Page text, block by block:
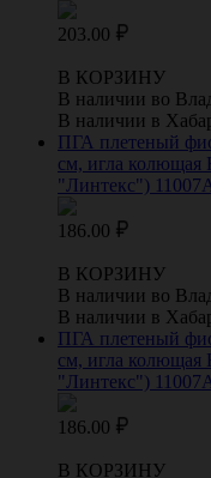
203.00
В КОРЗИНУ
В наличии во
В наличии в
ПГА плетеный
см, игла
"Линтекс")
186.00
В КОРЗИНУ
В наличии во
В наличии в
ПГА плетеный
см, игла
"Линтекс")
186.00
В КОРЗИНУ